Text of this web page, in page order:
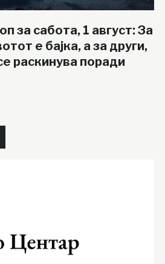
за сабота, 1 август: За
е бајка, а за други,
раскинува поради